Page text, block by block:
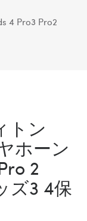
4 Pro3 Pro2
トン
ホーン
2
ズ3 4保